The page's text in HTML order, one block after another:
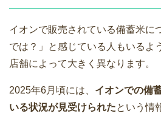
イオンで販売されている備蓄米に
では？」と感じている人もいるよ
店舗によって大きく異なります。
2025年6月頃には、 イオンでの備
いる状況が見受けられたという情